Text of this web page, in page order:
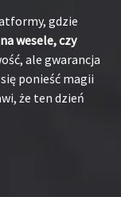
gdzie
wesele, czy
ale gwarancja
ponieść magii
że ten dzień